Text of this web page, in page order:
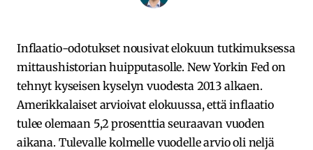
Inflaatio-odotukset nousivat elokuun tutkimuksessa
mittaushistorian huipputasolle. New Yorkin Fed on
tehnyt kyseisen kyselyn vuodesta 2013 alkaen.
Amerikkalaiset arvioivat elokuussa, että inflaatio
tulee olemaan 5,2 prosenttia seuraavan vuoden
aikana. Tulevalle kolmelle vuodelle arvio oli neljä